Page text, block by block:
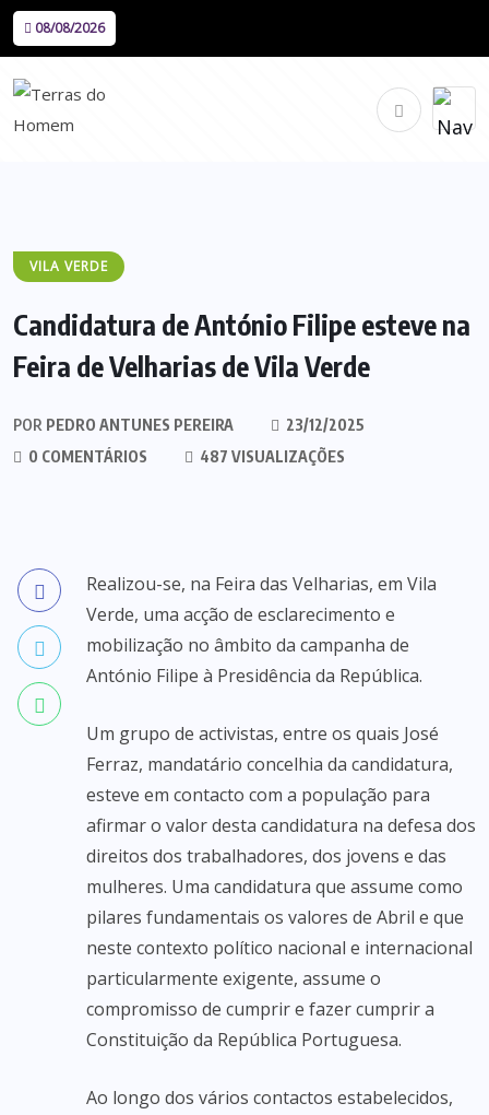
08/08/2026
VILA VERDE
Candidatura de António Filipe esteve na
Feira de Velharias de Vila Verde
POR PEDRO ANTUNES PEREIRA
23/12/2025
0 COMENTÁRIOS
487 VISUALIZAÇÕES
Realizou-se, na Feira das Velharias, em Vila
Verde, uma acção de esclarecimento e
mobilização no âmbito da campanha de
António Filipe à Presidência da República.
Um grupo de activistas, entre os quais José
Ferraz, mandatário concelhia da candidatura,
esteve em contacto com a população para
afirmar o valor desta candidatura na defesa dos
direitos dos trabalhadores, dos jovens e das
mulheres. Uma candidatura que assume como
pilares fundamentais os valores de Abril e que
neste contexto político nacional e internacional
particularmente exigente, assume o
compromisso de cumprir e fazer cumprir a
Constituição da República Portuguesa.
Ao longo dos vários contactos estabelecidos,